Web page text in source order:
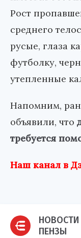
Рост
среднего
русые, глаза
футболку,
утепленные
Напомним,
объявили, что
требуется
Наш канал в
НОВОСТИ
ПЕНЗЫ